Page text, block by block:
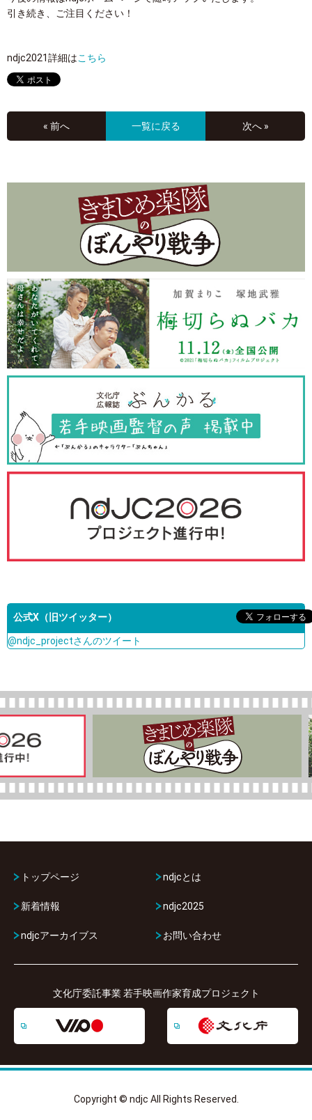
引き続き、ご注目ください！
ndjc2021詳細はこちら
« 前へ 一覧に戻る 次へ »
公式X（旧ツイッター）
@ndjc_projectさんのツイート
トップページ ndjcとは
新着情報 ndjc2025
ndjcアーカイブス お問い合わせ
文化庁委託事業 若手映画作家育成プロジェクト
Copyright © ndjc All Rights Reserved.